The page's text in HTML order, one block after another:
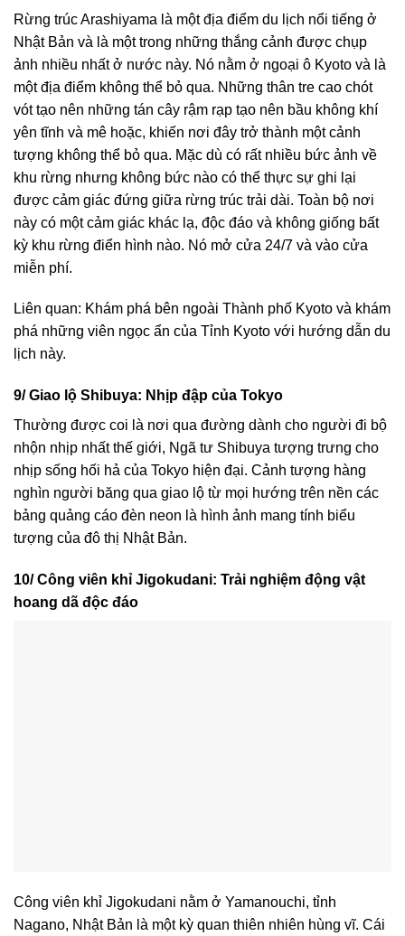
Rừng trúc Arashiyama là một địa điểm du lịch nổi tiếng ở
Nhật Bản và là một trong những thắng cảnh được chụp
ảnh nhiều nhất ở nước này. Nó nằm ở ngoại ô Kyoto và là
một địa điểm không thể bỏ qua. Những thân tre cao chót
vót tạo nên những tán cây rậm rạp tạo nên bầu không khí
yên tĩnh và mê hoặc, khiến nơi đây trở thành một cảnh
tượng không thể bỏ qua. Mặc dù có rất nhiều bức ảnh về
khu rừng nhưng không bức nào có thể thực sự ghi lại
được cảm giác đứng giữa rừng trúc trải dài. Toàn bộ nơi
này có một cảm giác khác lạ, độc đáo và không giống bất
kỳ khu rừng điển hình nào. Nó mở cửa 24/7 và vào cửa
miễn phí.
Liên quan: Khám phá bên ngoài Thành phố Kyoto và khám
phá những viên ngọc ẩn của Tỉnh Kyoto với hướng dẫn du
lịch này.
9/ Giao lộ Shibuya: Nhịp đập của Tokyo
Thường được coi là nơi qua đường dành cho người đi bộ
nhộn nhịp nhất thế giới, Ngã tư Shibuya tượng trưng cho
nhịp sống hối hả của Tokyo hiện đại. Cảnh tượng hàng
nghìn người băng qua giao lộ từ mọi hướng trên nền các
bảng quảng cáo đèn neon là hình ảnh mang tính biểu
tượng của đô thị Nhật Bản.
10/ Công viên khỉ Jigokudani: Trải nghiệm động vật
hoang dã độc đáo
Công viên khỉ Jigokudani nằm ở Yamanouchi, tỉnh
Nagano, Nhật Bản là một kỳ quan thiên nhiên hùng vĩ. Cái